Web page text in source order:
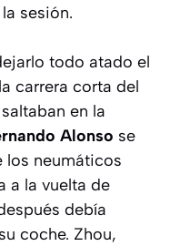
sesión.
todo atado el
carrera corta del
en la
Alonso se
los neumáticos
a la vuelta de
debía
coche. Zhou,